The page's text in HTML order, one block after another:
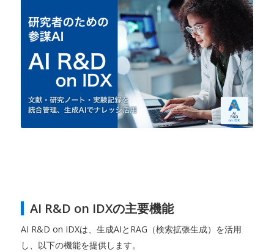
AI R&D on IDXの主要機能
AI R&D on IDXは、生成AIとRAG（検索拡張生成）を活用
し、以下の機能を提供します。